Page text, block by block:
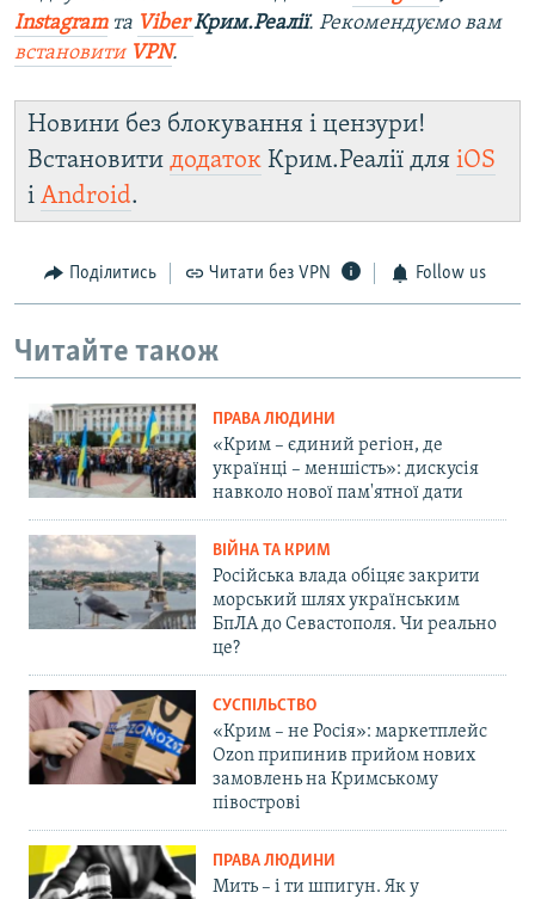
Instagramта ViberКрим.Реалії. Рекомендуємо вам
встановити VPN.
Новини без блокування і цензури!
Встановити додаток Крим.Реалії для iOS
і Android.
Поділитись Читати без VPN Follow us
Читайте також
ПРАВА ЛЮДИНИ
«Крим – єдиний регіон, де
українці – меншість»: дискусія
навколо нової пам'ятної дати
ВІЙНА ТА КРИМ
Російська влада обіцяє закрити
морський шлях українським
БпЛА до Севастополя. Чи реально
це?
СУСПІЛЬСТВО
«Крим – не Росія»: маркетплейс
Ozon припинив прийом нових
замовлень на Кримському
півострові
ПРАВА ЛЮДИНИ
Мить – і ти шпигун. Як у